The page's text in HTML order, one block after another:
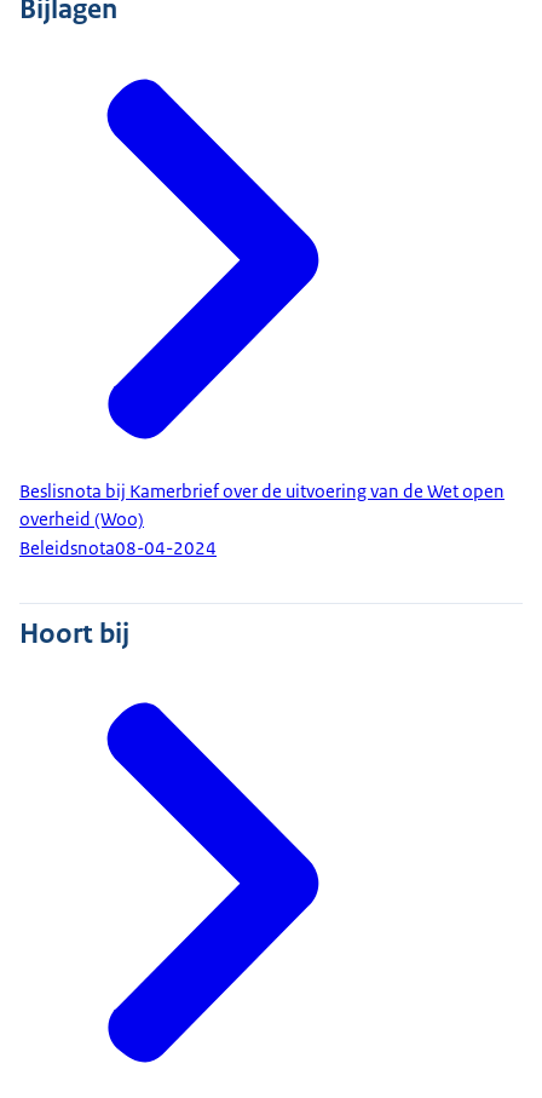
Bijlagen
Beslisnota bij Kamerbrief over de uitvoering van de Wet open
overheid (Woo)
Beleidsnota08-04-2024
Hoort bij